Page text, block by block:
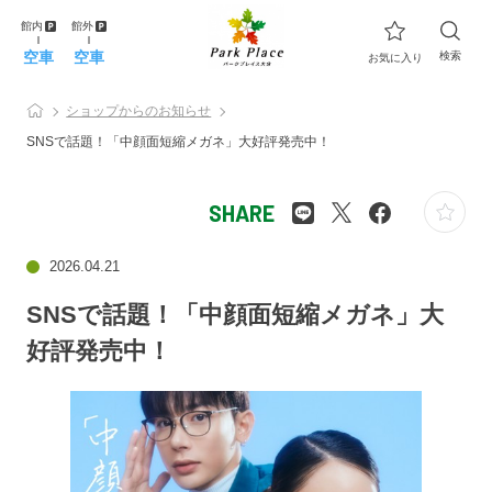
館内
空車
館外
空車 お気に入り 検索
ショップからのお知らせ
SNSで話題！「中顔面短縮メガネ」大好評発売中！
SHARE
2026.04.21
SNSで話題！「中顔面短縮メガネ」大
好評発売中！